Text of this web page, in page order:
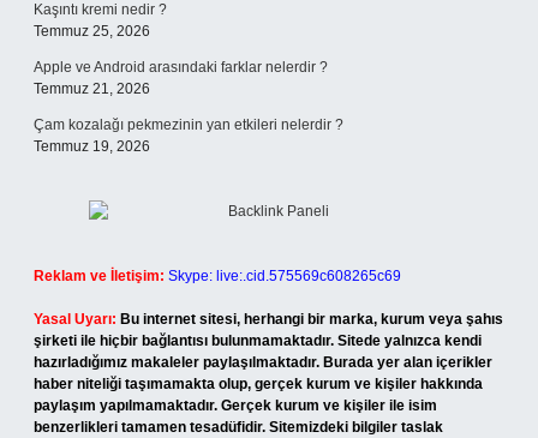
Kaşıntı kremi nedir ?
Temmuz 25, 2026
Apple ve Android arasındaki farklar nelerdir ?
Temmuz 21, 2026
Çam kozalağı pekmezinin yan etkileri nelerdir ?
Temmuz 19, 2026
Reklam ve İletişim: Skype: live:.cid.575569c608265c69
Yasal Uyarı: Bu internet sitesi, herhangi bir marka, kurum veya şahıs
şirketi ile hiçbir bağlantısı bulunmamaktadır. Sitede yalnızca kendi
hazırladığımız makaleler paylaşılmaktadır. Burada yer alan içerikler
haber niteliği taşımamakta olup, gerçek kurum ve kişiler hakkında
paylaşım yapılmamaktadır. Gerçek kurum ve kişiler ile isim
benzerlikleri tamamen tesadüfidir. Sitemizdeki bilgiler taslak